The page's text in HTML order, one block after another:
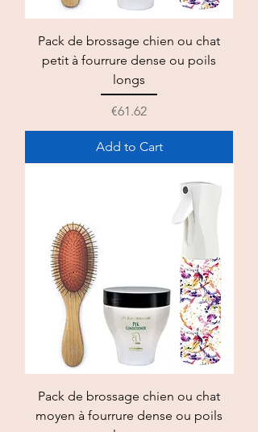
Pack de brossage chien ou chat
petit à fourrure dense ou poils
longs
Price
€61.62
Add to Cart
Pack de brossage chien ou chat
moyen à fourrure dense ou poils